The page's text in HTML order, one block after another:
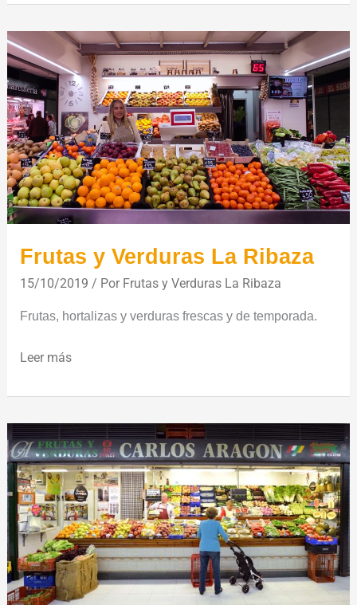
Frutas y Verduras La Ribaza
15/10/2019 / Por Frutas y Verduras La Ribaza
Frutas, hortalizas y verduras frescas y de temporada.
Frutas
y
Verduras
La
Ribaza
Leer más
Frutas
y
Verduras
Carlos
Aragón